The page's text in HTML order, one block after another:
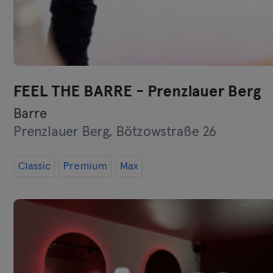
FEEL THE BARRE - Prenzlauer Berg
Barre
Prenzlauer Berg, Bötzowstraße 26
Classic Premium Max